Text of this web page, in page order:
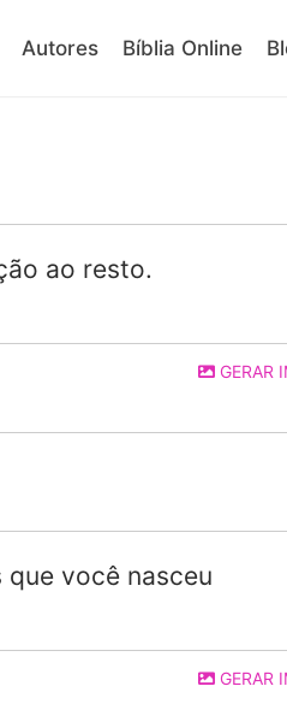
Autores Bíblia Online
ao resto.
GERAR
você nasceu
GERAR